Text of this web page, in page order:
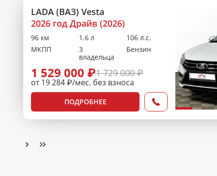
LADA (ВАЗ) Vesta
2026 год Драйв (2026)
96 км 1.6 л
106 л.с.
МКПП
3
владельца
Бензин
1 529 000 ₽1 729 000 ₽
от 19 284 ₽/мес. без взноса
ПОДРОБНЕЕ